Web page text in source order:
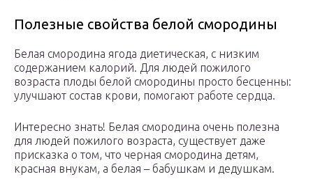
Полезные свойства белой смородины
Белая смородина ягода диетическая, с низким
содержанием калорий. Для людей пожилого
возраста плоды белой смородины просто бесценны:
улучшают состав крови, помогают работе сердца.
Интересно знать! Белая смородина очень полезна
для людей пожилого возраста, существует даже
присказка о том, что черная смородина детям,
красная внукам, а белая – бабушкам и дедушкам.